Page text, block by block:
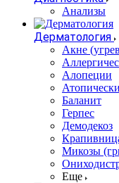
Анализы
Дерматология
Акне
Алопеции
Баланит
Герпес
Демодекоз
Микозы
Еще